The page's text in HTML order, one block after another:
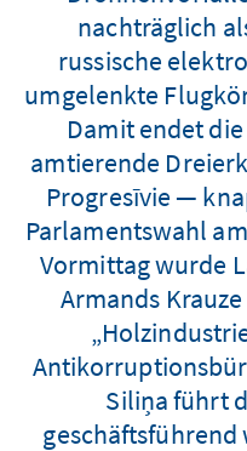
nachträglich
russische
umgelenkte
Damit endet
amtierende
Progresīvie —
Parlamentswahl
Vormittag wurde
Armands
Siliņa führt
geschäftsführend